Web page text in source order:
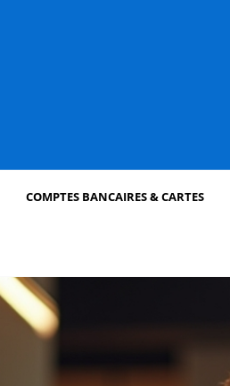
COMPTES BANCAIRES & CARTES